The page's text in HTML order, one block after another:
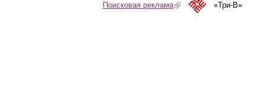
Поисковая реклама(link is external)«Три-В»